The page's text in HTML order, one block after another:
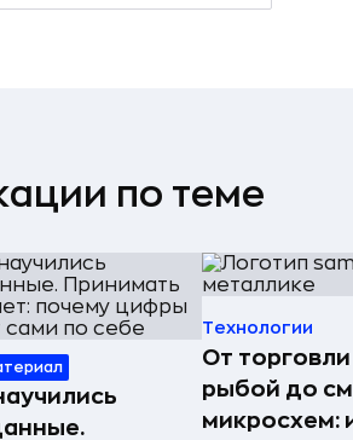
по теме
Технологии
От
рыбой до
микросхем: